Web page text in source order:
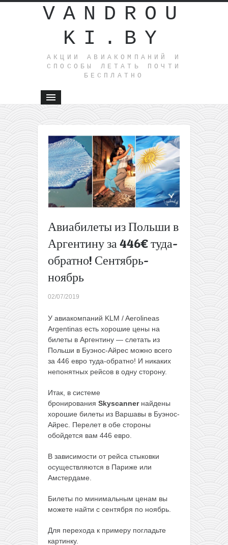
VANDROU
KI.BY
АКЦИИ АВИАКОМПАНИЙ И
СПОСОБЫ ЛЕТАТЬ ПОЧТИ
БЕСПЛАТНО
Авиабилеты из Польши в
Аргентину за 446€ туда-
обратно! Сентябрь-
ноябрь
02/07/2019
У авиакомпаний KLM / Aerolineas
Argentinas есть хорошие цены на
билеты в Аргентину — слетать из
Польши в Буэнос-Айрес можно всего
за 446 евро туда-обратно! И никаких
непонятных рейсов в одну сторону.
Итак, в системе
бронирования Skyscannerнайдены
хорошие билеты из Варшавы в Буэнос-
Айрес. Перелет в обе стороны
обойдется вам 446 евро.
В зависимости от рейса стыковки
осуществляются в Париже или
Амстердаме.
Билеты по минимальным ценам вы
можете найти с сентября по ноябрь.
Для перехода к примеру погладьте
картинку.
Tallink:
круиз
Рига —
— Рига
всего от
19€ с
отдых на
бархатный
всего за
183€ с
человека